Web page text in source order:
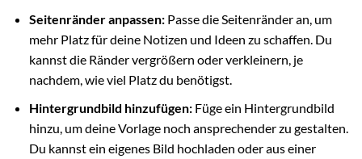
Seitenränder anpassen:Passe die Seitenränder an, um
mehr Platz für deine Notizen und Ideen zu schaffen. Du
kannst die Ränder vergrößern oder verkleinern, je
nachdem, wie viel Platz du benötigst.
Hintergrundbild hinzufügen:Füge ein Hintergrundbild
hinzu, um deine Vorlage noch ansprechender zu gestalten.
Du kannst ein eigenes Bild hochladen oder aus einer